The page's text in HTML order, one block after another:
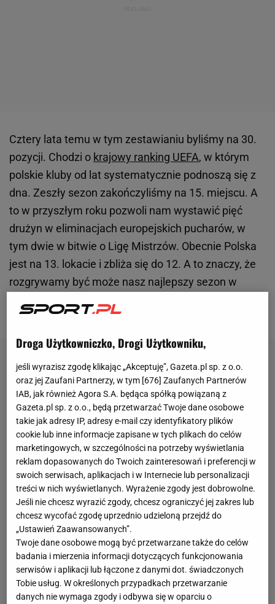
Cztery lata temu w tym zestawianiu byliśmy na 30.
pozycji. Chodzi o krajowy ranking UEFA, w którym
polskie kluby od lat systematycznie podnoszą się z
dna. Zeszły sezon zakończyliśmy na 15. miejscu. A
to w przyszłym roku pozwoli nam wystawić pięć
drużyn w eliminacjach europejskich pucharów, w
tym dwie w bitwie o Ligę Mistrzów. Obecnie Polska
jest na 13. lokacie i zbliża się do 12. A to znaczy, że
rozgrywamy być może nasz najlepszy sezon w
to docenić.
Droga Użytkowniczko, Drogi Użytkowniku,
jeśli wyrazisz zgodę klikając „Akceptuję”, Gazeta.pl sp. z o.o.
oraz jej Zaufani Partnerzy, w tym [676] Zaufanych Partnerów
IAB, jak również Agora S.A. będąca spółką powiązaną z
Gazeta.pl sp. z o.o., będą przetwarzać Twoje dane osobowe
takie jak adresy IP, adresy e-mail czy identyfikatory plików
cookie lub inne informacje zapisane w tych plikach do celów
marketingowych, w szczególności na potrzeby wyświetlania
reklam dopasowanych do Twoich zainteresowań i preferencji w
swoich serwisach, aplikacjach i w Internecie lub personalizacji
treści w nich wyświetlanych. Wyrażenie zgody jest dobrowolne.
Jeśli nie chcesz wyrazić zgody, chcesz ograniczyć jej zakres lub
chcesz wycofać zgodę uprzednio udzieloną przejdź do
„Ustawień Zaawansowanych”.
Twoje dane osobowe mogą być przetwarzane także do celów
badania i mierzenia informacji dotyczących funkcjonowania
serwisów i aplikacji lub łączone z danymi dot. świadczonych
Tobie usług. W określonych przypadkach przetwarzanie
danych nie wymaga zgody i odbywa się w oparciu o